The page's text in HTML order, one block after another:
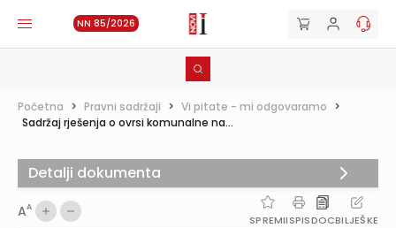
NN 85/2026
Početna > Pravni sadržaji > Vi pitate - mi odgovaramo >
Sadržaj rješenja o ovrsi komunalne na...
AA
SPREMIISPISDOCBILJEŠKE
Detalji dokumenta